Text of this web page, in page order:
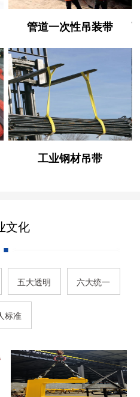
管道一次性吊装带
工业钢材吊带
文化
五大透明 六大统一
标准